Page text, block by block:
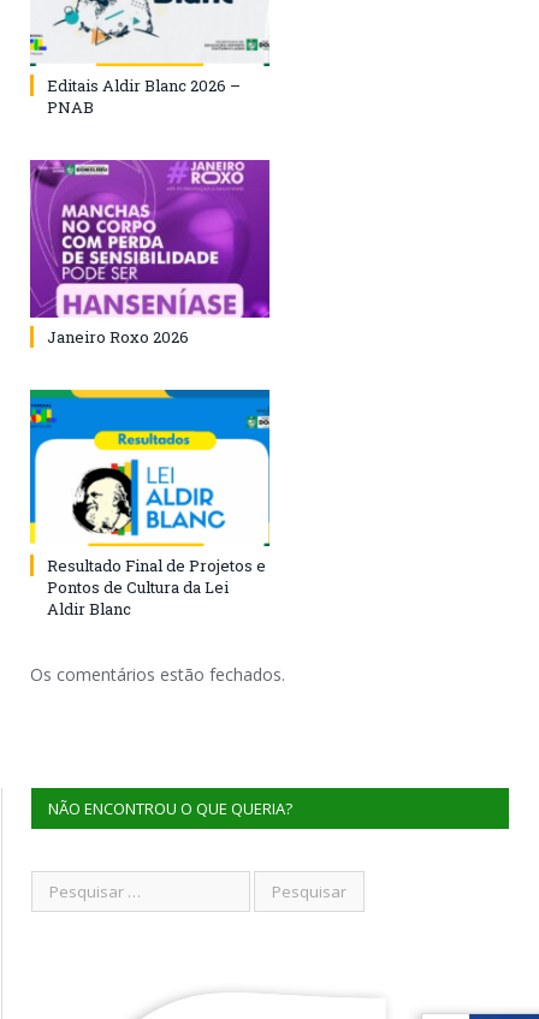
Editais Aldir Blanc 2026 –
PNAB
Janeiro Roxo 2026
Resultado Final de Projetos e
Pontos de Cultura da Lei
Aldir Blanc
Os comentários estão fechados.
NÃO ENCONTROU O QUE QUERIA?